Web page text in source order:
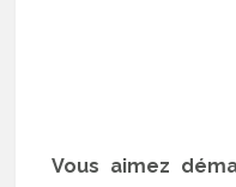
Vous aimez